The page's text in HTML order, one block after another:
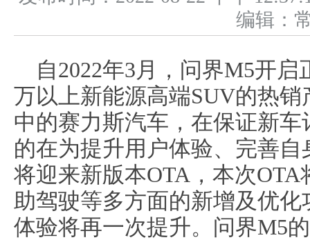
编辑
自2022年3月，问界M5开
万以上新能源高端SUV的热
中的赛力斯汽车，在保证新
的在为提升用户体验、完善
将迎来新版本OTA，本次
助驾驶等多方面的新增及优
体验将再一次提升。问界M5